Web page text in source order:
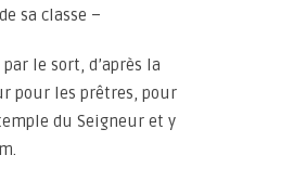
sa classe –
le sort, d’après la
pour les prêtres, pour
du Seigneur et y